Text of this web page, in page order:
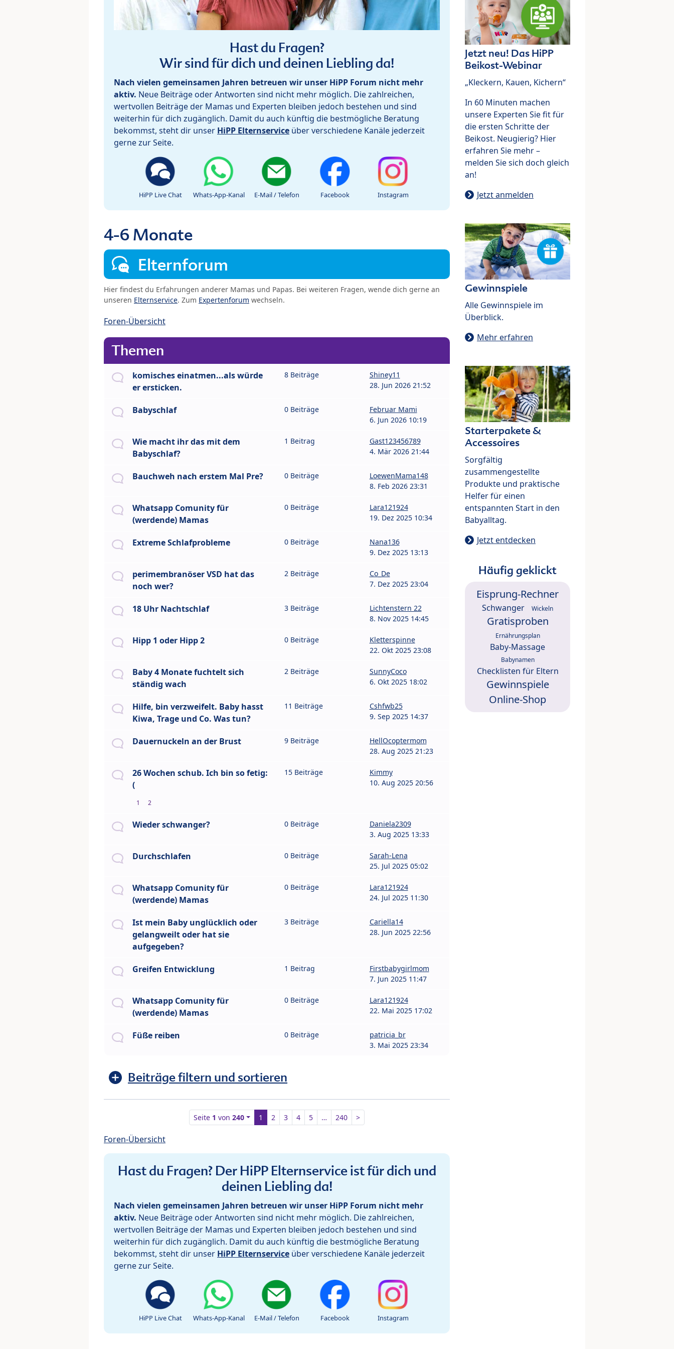
Hast du Fragen?
Wir sind für dich und deinen Liebling da!
Nach vielen gemeinsamen Jahren betreuen wir unser HiPP Forum nicht mehr
aktiv. Neue Beiträge oder Antworten sind nicht mehr möglich. Die zahlreichen,
wertvollen Beiträge der Mamas und Experten bleiben jedoch bestehen und sind
weiterhin für dich zugänglich. Damit du auch künftig die bestmögliche Beratung
bekommst, steht dir unser HiPP Elternservice über verschiedene Kanäle jederzeit
gerne zur Seite.
HiPP Live Chat Whats-App-Kanal E-Mail / Telefon Facebook Instagram
4-6 Monate
Elternforum
Hier findest du Erfahrungen anderer Mamas und Papas. Bei weiteren Fragen, wende dich gerne an
unseren Elternservice. Zum Expertenforum wechseln.
Foren-Übersicht
Themen
komisches einatmen...als würde
er ersticken.
8 Beiträge
Shiney11
28. Jun 2026 21:52
Babyschlaf 0 Beiträge
Februar Mami
6. Jun 2026 10:19
Wie macht ihr das mit dem
Babyschlaf?
1 Beitrag
Gast123456789
4. Mär 2026 21:44
Bauchweh nach erstem Mal Pre? 0 Beiträge
LoewenMama148
8. Feb 2026 23:31
Whatsapp Comunity für
(werdende) Mamas
0 Beiträge
Lara121924
19. Dez 2025 10:34
Extreme Schlafprobleme 0 Beiträge
Nana136
9. Dez 2025 13:13
perimembranöser VSD hat das
noch wer?
2 Beiträge
Co_De
7. Dez 2025 23:04
18 Uhr Nachtschlaf 3 Beiträge
Lichtenstern 22
8. Nov 2025 14:45
Hipp 1 oder Hipp 2 0 Beiträge
Kletterspinne
22. Okt 2025 23:08
Baby 4 Monate fuchtelt sich
ständig wach
2 Beiträge
SunnyCoco
6. Okt 2025 18:02
Hilfe, bin verzweifelt. Baby hasst
Kiwa, Trage und Co. Was tun?
11 Beiträge
Cshfwb25
9. Sep 2025 14:37
Dauernuckeln an der Brust 9 Beiträge
HellOcoptermom
28. Aug 2025 21:23
26 Wochen schub. Ich bin so fetig:
(
1 2
15 Beiträge
Kimmy
10. Aug 2025 20:56
Wieder schwanger? 0 Beiträge
Daniela2309
3. Aug 2025 13:33
Durchschlafen 0 Beiträge
Sarah-Lena
25. Jul 2025 05:02
Whatsapp Comunity für
(werdende) Mamas
0 Beiträge
Lara121924
24. Jul 2025 11:30
Ist mein Baby unglücklich oder
gelangweilt oder hat sie
aufgegeben?
3 Beiträge
Cariella14
28. Jun 2025 22:56
Greifen Entwicklung 1 Beitrag
Firstbabygirlmom
7. Jun 2025 11:47
Whatsapp Comunity für
(werdende) Mamas
0 Beiträge
Lara121924
22. Mai 2025 17:02
Füße reiben 0 Beiträge
patricia_br
3. Mai 2025 23:34
Beiträge filtern und sortieren
Seite 1 von240 1 2 3 4 5 … 240 >
Foren-Übersicht
Hast du Fragen? Der HiPP Elternservice ist für dich und
deinen Liebling da!
Nach vielen gemeinsamen Jahren betreuen wir unser HiPP Forum nicht mehr
aktiv. Neue Beiträge oder Antworten sind nicht mehr möglich. Die zahlreichen,
wertvollen Beiträge der Mamas und Experten bleiben jedoch bestehen und sind
weiterhin für dich zugänglich. Damit du auch künftig die bestmögliche Beratung
bekommst, steht dir unser HiPP Elternservice über verschiedene Kanäle jederzeit
gerne zur Seite.
HiPP Live Chat Whats-App-Kanal E-Mail / Telefon Facebook Instagram
Jetzt neu! Das HiPP
Beikost-Webinar
„Kleckern, Kauen, Kichern“
In 60 Minuten machen
unsere Experten Sie fit für
die ersten Schritte der
Beikost. Neugierig? Hier
erfahren Sie mehr –
melden Sie sich doch gleich
an!
Jetzt anmelden
Gewinnspiele
Alle Gewinnspiele im
Überblick.
Mehr erfahren
Starterpakete &
Accessoires
Sorgfältig
zusammengestellte
Produkte und praktische
Helfer für einen
entspannten Start in den
Babyalltag.
Jetzt entdecken
Häufig geklickt
Eisprung-Rechner
Schwanger Wickeln
Gratisproben
Ernährungsplan
Baby-Massage
Babynamen
Checklisten für Eltern
Gewinnspiele
Online-Shop